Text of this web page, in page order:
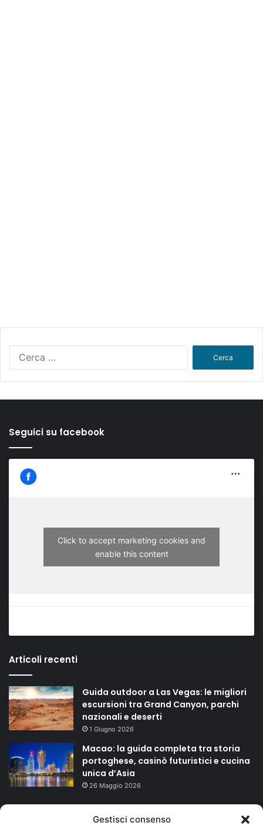
Gestisci consenso
Seguici su facebook
Click to accept marketing cookies and
enable this content
Articoli recenti
Guida outdoor a Las Vegas: le migliori
escursioni tra Grand Canyon, parchi
nazionali e deserti
1 Giugno 2026
Macao: la guida completa tra storia
portoghese, casinò futuristici e cucina
unica d’Asia
26 Maggio 2026